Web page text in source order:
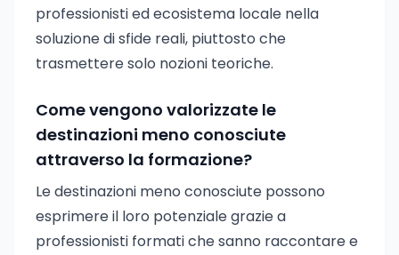
professionisti ed ecosistema locale nella
soluzione di sfide reali, piuttosto che
trasmettere solo nozioni teoriche.
Come vengono valorizzate le
destinazioni meno conosciute
attraverso la formazione?
Le destinazioni meno conosciute possono
esprimere il loro potenziale grazie a
professionisti formati che sanno raccontare e